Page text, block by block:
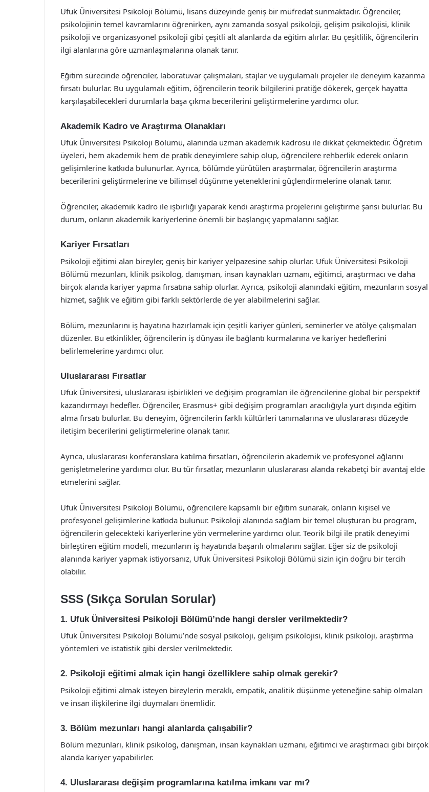
Ufuk Üniversitesi Psikoloji Bölümü, lisans düzeyinde geniş bir müfredat sunmaktadır. Öğrenciler,
psikolojinin temel kavramlarını öğrenirken, aynı zamanda sosyal psikoloji, gelişim psikolojisi, klinik
psikoloji ve organizasyonel psikoloji gibi çeşitli alt alanlarda da eğitim alırlar. Bu çeşitlilik, öğrencilerin
ilgi alanlarına göre uzmanlaşmalarına olanak tanır.
Eğitim sürecinde öğrenciler, laboratuvar çalışmaları, stajlar ve uygulamalı projeler ile deneyim kazanma
fırsatı bulurlar. Bu uygulamalı eğitim, öğrencilerin teorik bilgilerini pratiğe dökerek, gerçek hayatta
karşılaşabilecekleri durumlarla başa çıkma becerilerini geliştirmelerine yardımcı olur.
Akademik Kadro ve Araştırma Olanakları
Ufuk Üniversitesi Psikoloji Bölümü, alanında uzman akademik kadrosu ile dikkat çekmektedir. Öğretim
üyeleri, hem akademik hem de pratik deneyimlere sahip olup, öğrencilere rehberlik ederek onların
gelişimlerine katkıda bulunurlar. Ayrıca, bölümde yürütülen araştırmalar, öğrencilerin araştırma
becerilerini geliştirmelerine ve bilimsel düşünme yeteneklerini güçlendirmelerine olanak tanır.
Öğrenciler, akademik kadro ile işbirliği yaparak kendi araştırma projelerini geliştirme şansı bulurlar. Bu
durum, onların akademik kariyerlerine önemli bir başlangıç yapmalarını sağlar.
Kariyer Fırsatları
Psikoloji eğitimi alan bireyler, geniş bir kariyer yelpazesine sahip olurlar. Ufuk Üniversitesi Psikoloji
Bölümü mezunları, klinik psikolog, danışman, insan kaynakları uzmanı, eğitimci, araştırmacı ve daha
birçok alanda kariyer yapma fırsatına sahip olurlar. Ayrıca, psikoloji alanındaki eğitim, mezunların sosyal
hizmet, sağlık ve eğitim gibi farklı sektörlerde de yer alabilmelerini sağlar.
Bölüm, mezunlarını iş hayatına hazırlamak için çeşitli kariyer günleri, seminerler ve atölye çalışmaları
düzenler. Bu etkinlikler, öğrencilerin iş dünyası ile bağlantı kurmalarına ve kariyer hedeflerini
belirlemelerine yardımcı olur.
Uluslararası Fırsatlar
Ufuk Üniversitesi, uluslararası işbirlikleri ve değişim programları ile öğrencilerine global bir perspektif
kazandırmayı hedefler. Öğrenciler, Erasmus+ gibi değişim programları aracılığıyla yurt dışında eğitim
alma fırsatı bulurlar. Bu deneyim, öğrencilerin farklı kültürleri tanımalarına ve uluslararası düzeyde
iletişim becerilerini geliştirmelerine olanak tanır.
Ayrıca, uluslararası konferanslara katılma fırsatları, öğrencilerin akademik ve profesyonel ağlarını
genişletmelerine yardımcı olur. Bu tür fırsatlar, mezunların uluslararası alanda rekabetçi bir avantaj elde
etmelerini sağlar.
Ufuk Üniversitesi Psikoloji Bölümü, öğrencilere kapsamlı bir eğitim sunarak, onların kişisel ve
profesyonel gelişimlerine katkıda bulunur. Psikoloji alanında sağlam bir temel oluşturan bu program,
öğrencilerin gelecekteki kariyerlerine yön vermelerine yardımcı olur. Teorik bilgi ile pratik deneyimi
birleştiren eğitim modeli, mezunların iş hayatında başarılı olmalarını sağlar. Eğer siz de psikoloji
alanında kariyer yapmak istiyorsanız, Ufuk Üniversitesi Psikoloji Bölümü sizin için doğru bir tercih
olabilir.
SSS (Sıkça Sorulan Sorular)
1. Ufuk Üniversitesi Psikoloji Bölümü’nde hangi dersler verilmektedir?
Ufuk Üniversitesi Psikoloji Bölümü’nde sosyal psikoloji, gelişim psikolojisi, klinik psikoloji, araştırma
yöntemleri ve istatistik gibi dersler verilmektedir.
2. Psikoloji eğitimi almak için hangi özelliklere sahip olmak gerekir?
Psikoloji eğitimi almak isteyen bireylerin meraklı, empatik, analitik düşünme yeteneğine sahip olmaları
ve insan ilişkilerine ilgi duymaları önemlidir.
3. Bölüm mezunları hangi alanlarda çalışabilir?
Bölüm mezunları, klinik psikolog, danışman, insan kaynakları uzmanı, eğitimci ve araştırmacı gibi birçok
alanda kariyer yapabilirler.
4. Uluslararası değişim programlarına katılma imkanı var mı?